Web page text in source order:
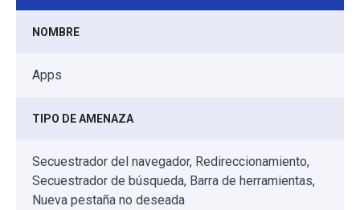
NOMBRE
Apps
TIPO DE AMENAZA
Secuestrador del navegador, Redireccionamiento,
Secuestrador de búsqueda, Barra de herramientas,
Nueva pestaña no deseada